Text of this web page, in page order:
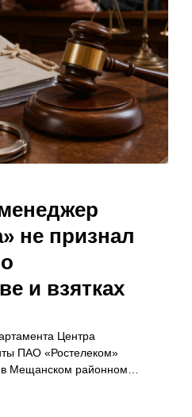
не признал
и взятках
Центра
ПАО «Ростелеком»
Мещанском районном…